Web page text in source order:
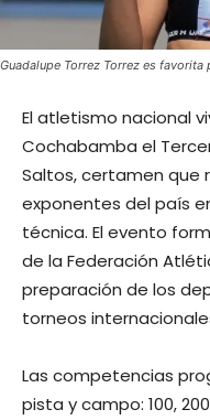
Guadalupe Torrez Torrez es favorita
El atletismo nacional
Cochabamba el
Saltos, certamen que
exponentes del país
técnica. El evento
de la Federación
preparación de los
torneos
Las competencias
pista y campo: 100,